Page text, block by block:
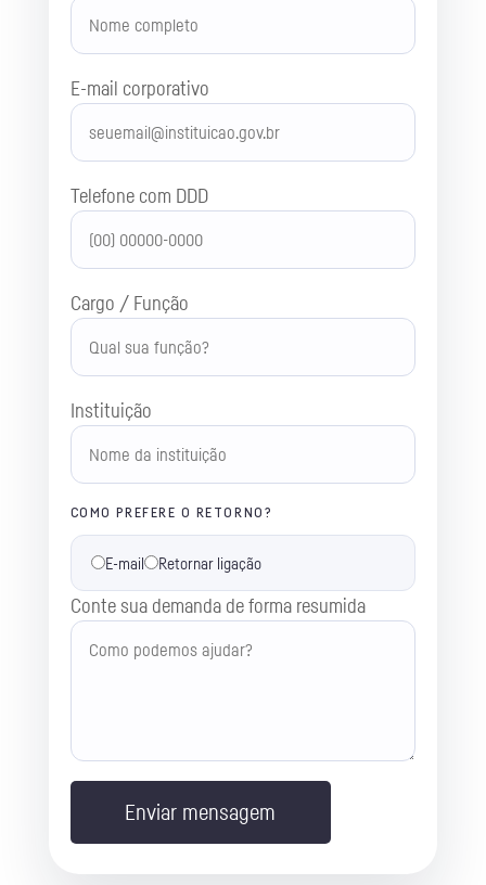
E-mail corporativo
Telefone com DDD
Cargo / Função
Instituição
COMO PREFERE O RETORNO?
E-mail Retornar ligação
Conte sua demanda de forma resumida
Enviar mensagem